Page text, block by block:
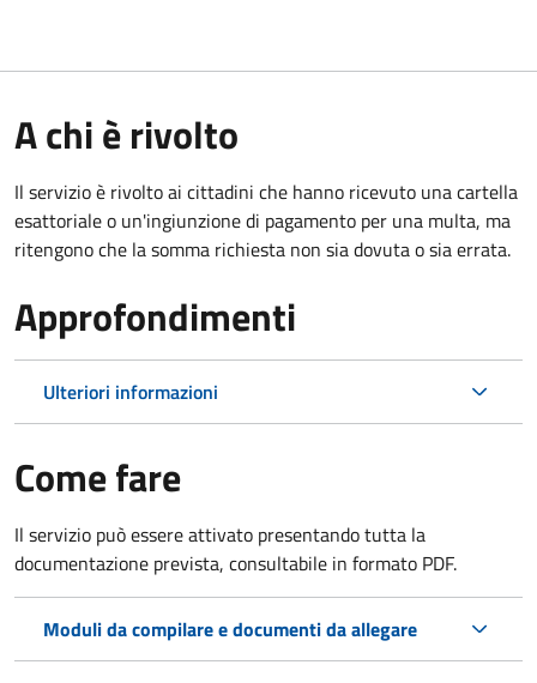
A chi è rivolto
Il servizio è rivolto ai cittadini che hanno ricevuto una cartella
esattoriale o un'ingiunzione di pagamento per una multa, ma
ritengono che la somma richiesta non sia dovuta o sia errata.
Approfondimenti
Ulteriori informazioni
Come fare
Il servizio può essere attivato presentando tutta la
documentazione prevista, consultabile in formato PDF.
Moduli da compilare e documenti da allegare